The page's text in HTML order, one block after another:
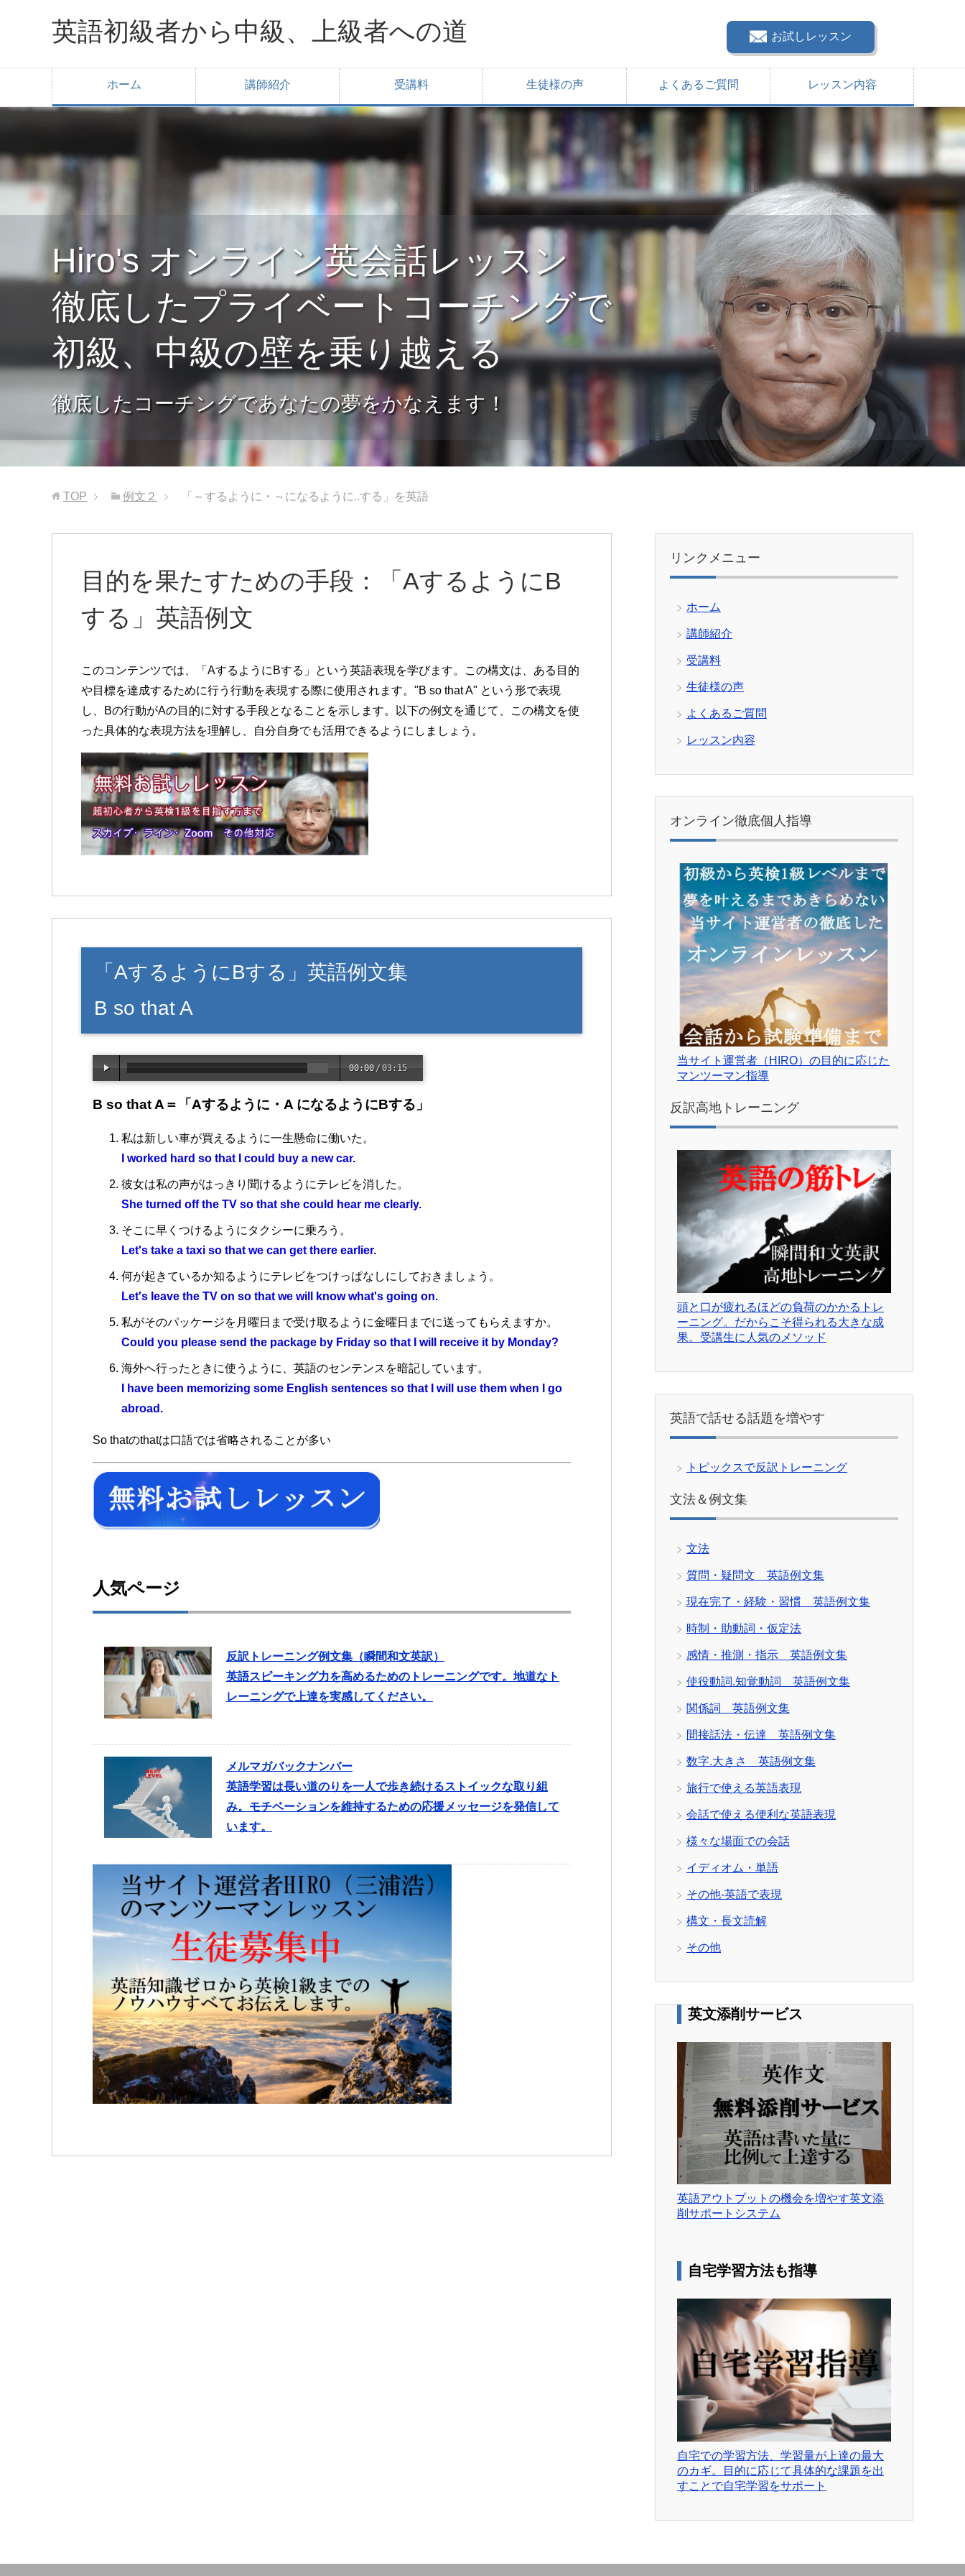
英語初級者から中級、上級者への道 お試しレッスン
ホーム 講師紹介 受講料 生徒様の声 よくあるご質問 レッスン内容
Hiro's オンライン英会話レッスン
徹底したプライベートコーチングで
初級、中級の壁を乗り越える
徹底したコーチングであなたの夢をかなえます！
TOP 例文２ 「～するように・～になるように..する」を英語
目的を果たすための手段：「AするようにB
する」英語例文
このコンテンツでは、「AするようにBする」という英語表現を学びます。この構文は、ある目的
や目標を達成するために行う行動を表現する際に使用されます。"B so that A" という形で表現
し、Bの行動がAの目的に対する手段となることを示します。以下の例文を通じて、この構文を使
った具体的な表現方法を理解し、自分自身でも活用できるようにしましょう。
「AするようにBする」英語例文集
B so that A
00:00 /03:15
B so that A＝「Aするように・A になるようにBする」
私は新しい車が買えるように一生懸命に働いた。
I worked hard so that I could buy a new car.
彼女は私の声がはっきり聞けるようにテレビを消した。
She turned off the TV so that she could hear me clearly.
そこに早くつけるようにタクシーに乗ろう。
Let's take a taxi so that we can get there earlier.
何が起きているか知るようにテレビをつけっぱなしにしておきましょう。
Let's leave the TV on so that we will know what's going on.
私がそのパッケージを月曜日まで受け取るように金曜日までに送ってもらえますか。
Could you please send the package by Friday so that I will receive it by Monday?
海外へ行ったときに使うように、英語のセンテンスを暗記しています。
I have been memorizing some English sentences so that I will use them when I go
abroad.
So thatのthatは口語では省略されることが多い
人気ページ
反訳トレーニング例文集（瞬間和文英訳）
英語スピーキング力を高めるためのトレーニングです。地道なト
レーニングで上達を実感してください。
メルマガバックナンバー
英語学習は長い道のりを一人で歩き続けるストイックな取り組
み。モチベーションを維持するための応援メッセージを発信して
います。
リンクメニュー
ホーム
講師紹介
受講料
生徒様の声
よくあるご質問
レッスン内容
オンライン徹底個人指導
当サイト運営者（HIRO）の目的に応じた
マンツーマン指導
反訳高地トレーニング
頭と口が疲れるほどの負荷のかかるトレ
ーニング。だからこそ得られる大きな成
果。受講生に人気のメソッド
英語で話せる話題を増やす
トピックスで反訳トレーニング
文法＆例文集
文法
質問・疑問文 英語例文集
現在完了・経験・習慣 英語例文集
時制・助動詞・仮定法
感情・推測・指示 英語例文集
使役動詞.知覚動詞 英語例文集
関係詞 英語例文集
間接話法・伝達 英語例文集
数字.大きさ 英語例文集
旅行で使える英語表現
会話で使える便利な英語表現
様々な場面での会話
イディオム・単語
その他-英語で表現
構文・長文読解
その他
英文添削サービス
英語アウトプットの機会を増やす英文添
削サポートシステム
自宅学習方法も指導
自宅での学習方法、学習量が上達の最大
のカギ。目的に応じて具体的な課題を出
すことで自宅学習をサポート